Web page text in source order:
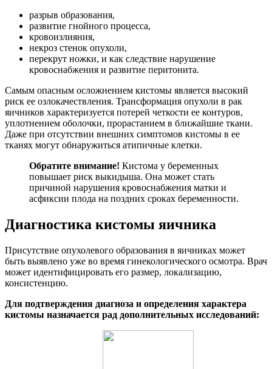
разрыв образования,
развитие гнойного процесса,
кровоизлияния,
некроз стенок опухоли,
перекрут ножки, и как следствие нарушение
кровоснабжения и развитие перитонита.
Самым опасным осложнением кистомы является высокий
риск ее озлокачествления. Трансформация опухоли в рак
яичников характеризуется потерей четкости ее контуров,
уплотнением оболочки, прорастанием в ближайшие ткани.
Даже при отсутствии внешних симптомов кистомы в ее
тканях могут обнаружиться атипичные клетки.
Обратите внимание! Кистома у беременных
повышает риск выкидыша. Она может стать
причиной нарушения кровоснабжения матки и
асфиксии плода на поздних сроках беременности.
Диагностика кистомы яичника
Присутствие опухолевого образования в яичниках может
быть выявлено уже во время гинекологического осмотра. Врач
может идентифицировать его размер, локализацию,
консистенцию.
Для подтверждения диагноза и определения характера
кистомы назначается рад дополнительных исследований: